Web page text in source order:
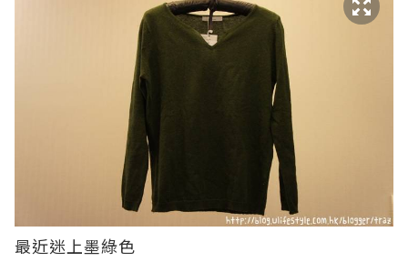
最近迷上墨綠色